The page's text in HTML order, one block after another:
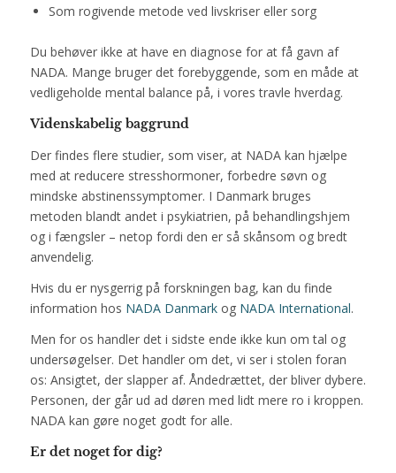
Som rogivende metode ved livskriser eller sorg
Du behøver ikke at have en diagnose for at få gavn af
NADA. Mange bruger det forebyggende, som en måde at
vedligeholde mental balance på, i vores travle hverdag.
Videnskabelig baggrund
Der findes flere studier, som viser, at NADA kan hjælpe
med at reducere stresshormoner, forbedre søvn og
mindske abstinenssymptomer. I Danmark bruges
metoden blandt andet i psykiatrien, på behandlingshjem
og i fængsler – netop fordi den er så skånsom og bredt
anvendelig.
Hvis du er nysgerrig på forskningen bag, kan du finde
information hos NADA Danmarkog NADA International.
Men for os handler det i sidste ende ikke kun om tal og
undersøgelser. Det handler om det, vi ser i stolen foran
os: Ansigtet, der slapper af. Åndedrættet, der bliver dybere.
Personen, der går ud ad døren med lidt mere ro i kroppen.
NADA kan gøre noget godt for alle.
Er det noget for dig?